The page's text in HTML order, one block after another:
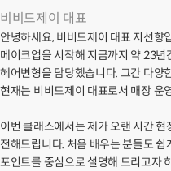
비비드제이 대표
안녕하세요, 비비드제이 대표 지선향
메이크업을 시작해 지금까지 약 23년
헤어변형을 담당했습니다. 그간 다양
현재는 비비드제이 대표로서 매장 운
이번 클래스에서는 제가 오랜 시간
전해드립니다. 처음 배우는 분들도
포인트를 중심으로 설명해 드리고자